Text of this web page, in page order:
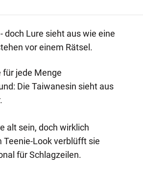
doch Lure sieht aus wie eine
vor einem Rätsel.
jede Menge
Die Taiwanesin sieht aus
alt sein, doch wirklich
Teenie-Look verblüfft sie
für Schlagzeilen.